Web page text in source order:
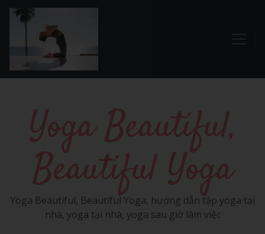
Chuyển đến nội dung chính
Yoga Beautiful,
Beautiful Yoga
Yoga Beautiful, Beautiful Yoga, hướng dẫn tập yoga tại
nhà, yoga tại nhà, yoga sau giờ làm việc